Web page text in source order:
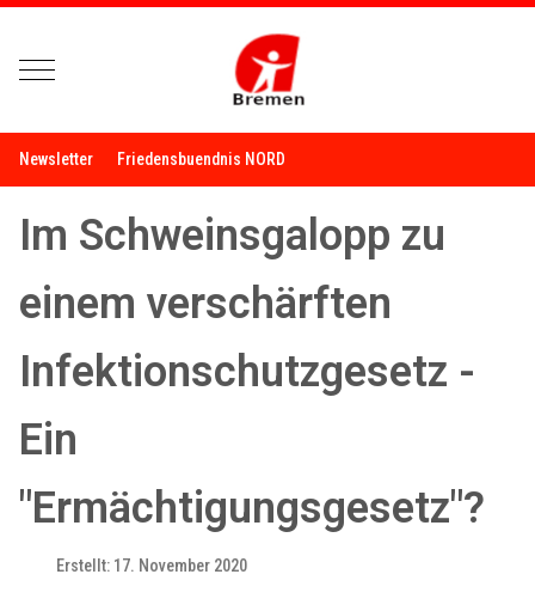
Mobile Menu Toggle
Newsletter Friedensbuendnis NORD
Im Schweinsgalopp zu
einem verschärften
Infektionschutzgesetz -
Ein
"Ermächtigungsgesetz"?
Erstellt: 17. November 2020